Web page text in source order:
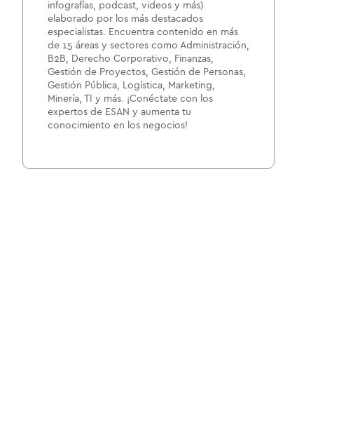
infografías, podcast, videos y más)
elaborado por los más destacados
especialistas. Encuentra contenido en más
de 15 áreas y sectores como Administración,
B2B, Derecho Corporativo, Finanzas,
Gestión de Proyectos, Gestión de Personas,
Gestión Pública, Logística, Marketing,
Minería, TI y más. ¡Conéctate con los
expertos de ESAN y aumenta tu
conocimiento en los negocios!